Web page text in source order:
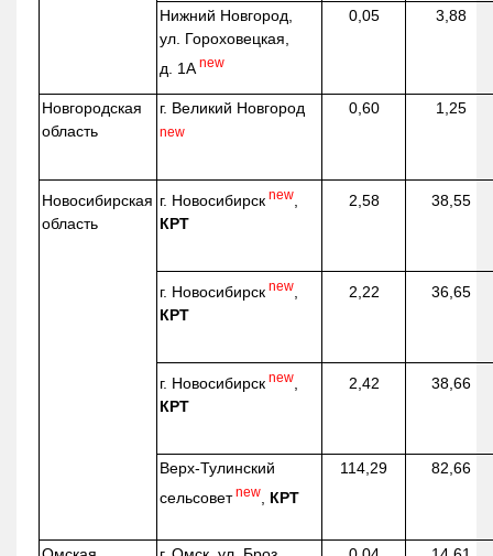
Нижний Новгород,
ул. Гороховецкая,
д. 1А new
0,05 3,88
Новгородская
область
г. Великий Новгород
new
0,60 1,25
Новосибирская
область
г. Новосибирск new
КРТ
2,58 38,55
г. Новосибирск new
КРТ
2,22 36,65
г. Новосибирск new
КРТ
2,42 38,66
Верх-Тулинский
сельсовет new КРТ
114,29 82,66